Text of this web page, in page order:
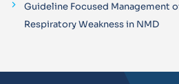
Guideline Focused Management
Respiratory Weakness in NMD